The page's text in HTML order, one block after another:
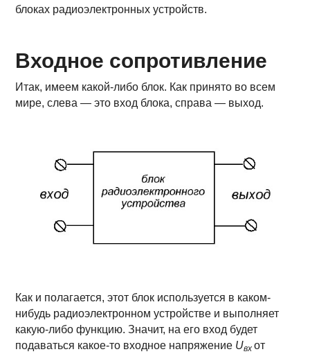
блоках радиоэлектронных устройств.
Входное сопротивление
Итак, имеем какой-либо блок. Как принято во всем
мире, слева — это вход блока, справа — выход.
Как и полагается, этот блок используется в каком-
нибудь радиоэлектронном устройстве и выполняет
какую-либо функцию. Значит, на его вход будет
подаваться какое-то входное напряжение Uвхот